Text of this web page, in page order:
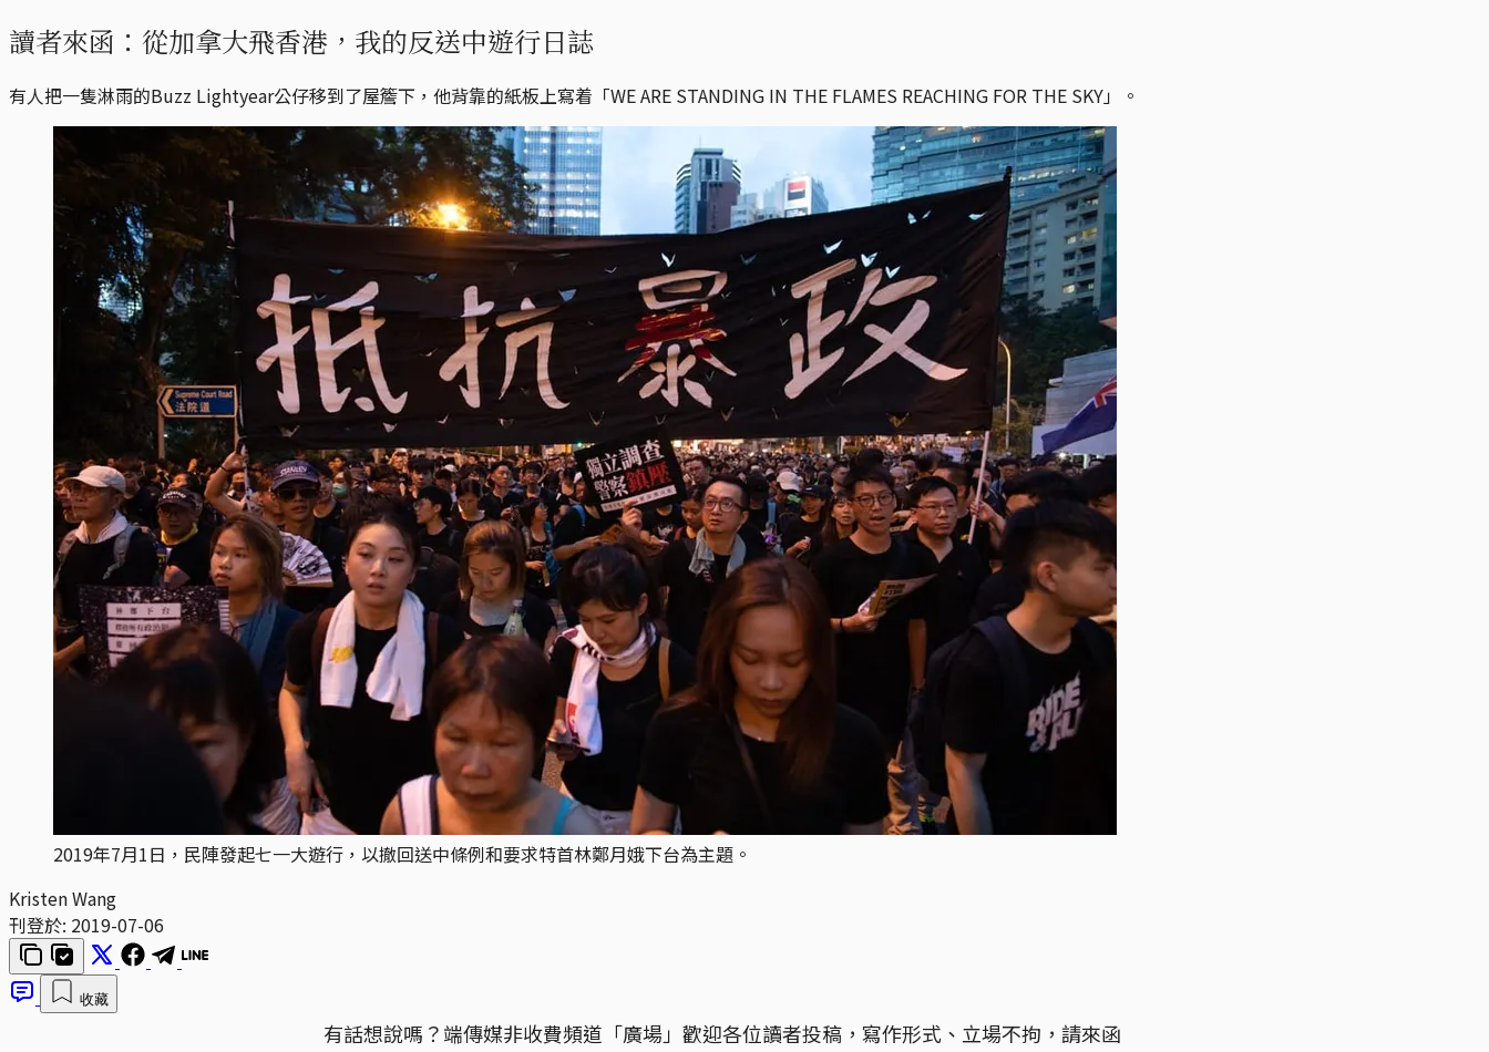
讀者來函：從加拿大飛香港，我的反送中遊行日誌
有人把一隻淋雨的Buzz Lightyear公仔移到了屋簷下，他背靠的紙板上寫着「WE ARE STANDING IN THE FLAMES REACHING FOR THE SKY」。
2019年7月1日，民陣發起七一大遊行，以撤回送中條例和要求特首林鄭月娥下台為主題。
Kristen Wang
刊登於: 2019-07-06
收藏
有話想說嗎？端傳媒非收費頻道「廣場」歡迎各位讀者投稿，寫作形式、立場不拘，請來函